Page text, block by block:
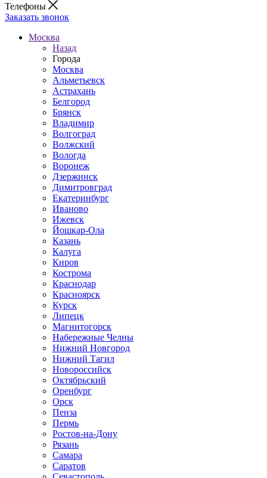
Телефоны
Заказать звонок
Москва
Назад
Города
Москва
Альметьевск
Астрахань
Белгород
Брянск
Владимир
Волгоград
Волжский
Вологда
Воронеж
Дзержинск
Димитровград
Екатеринбург
Иваново
Ижевск
Йошкар-Ола
Казань
Калуга
Киров
Кострома
Краснодар
Красноярск
Курск
Липецк
Магнитогорск
Набережные Челны
Нижний Новгород
Нижний Тагил
Новороссийск
Октябрьский
Оренбург
Орск
Пенза
Пермь
Ростов-на-Дону
Рязань
Самара
Саратов